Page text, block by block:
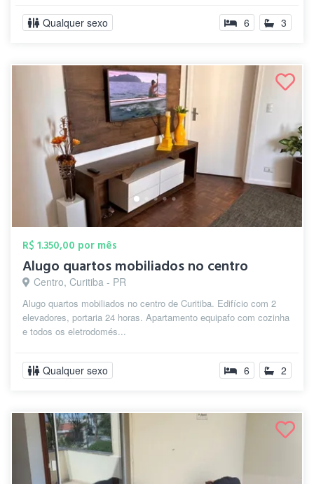
Qualquer sexo 6 3
R$ 1.350,00 por mês
Alugo quartos mobiliados no centro
Centro, Curitiba - PR
Alugo quartos mobiliados no centro de Curitiba. Edifício com 2
elevadores, portaria 24 horas. Apartamento equipafo com cozinha
e todos os eletrodomés...
Qualquer sexo 6 2